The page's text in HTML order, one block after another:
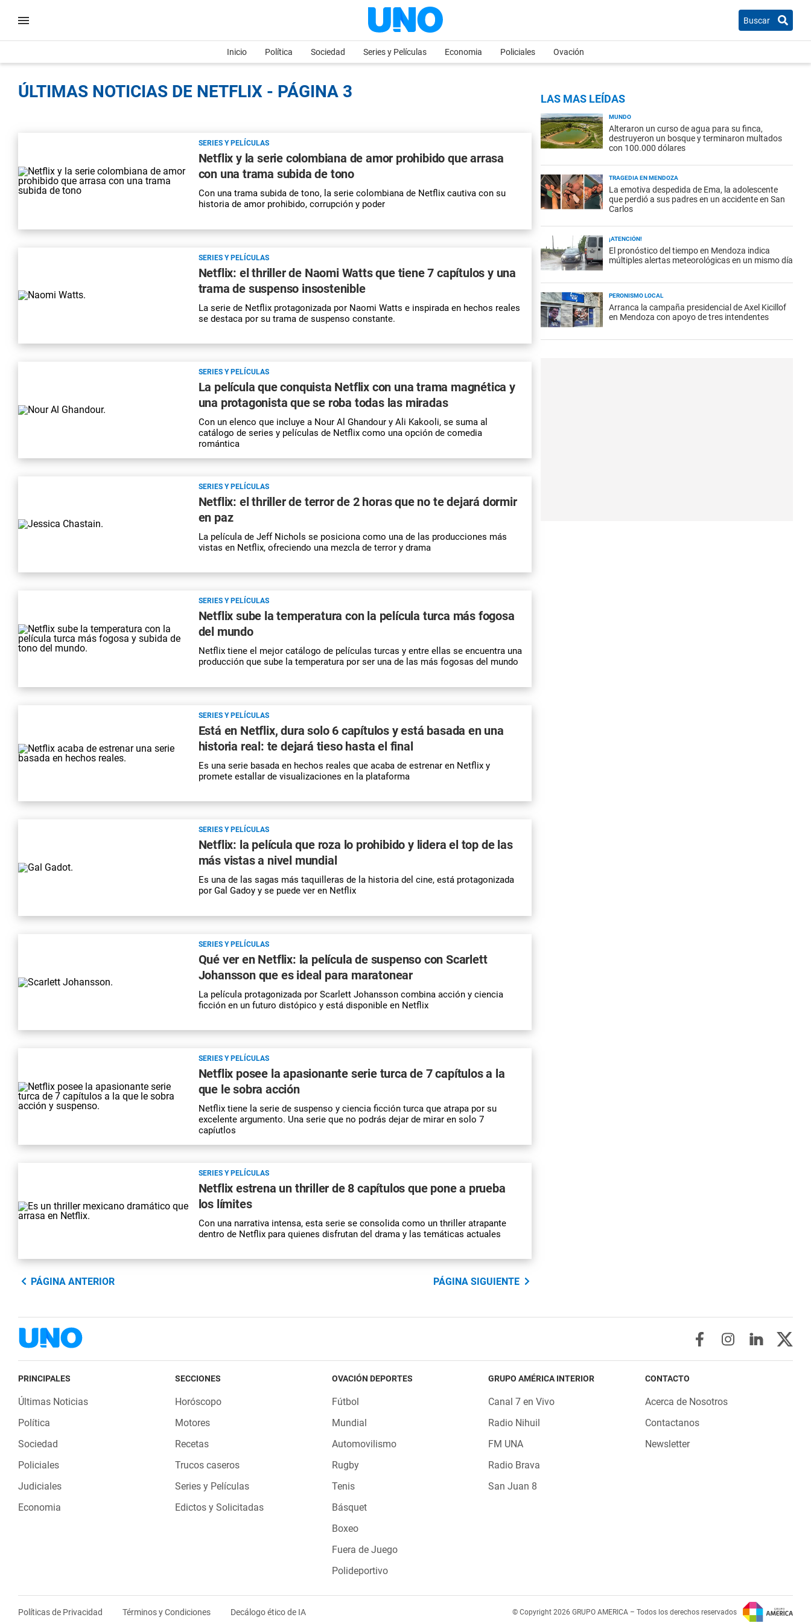
Buscar
Inicio Política Sociedad Series y Películas Economia Policiales Ovación
ÚLTIMAS NOTICIAS DE NETFLIX - PÁGINA 3
SERIES Y PELÍCULAS
Netflix y la serie colombiana de amor prohibido que arrasa
con una trama subida de tono
Con una trama subida de tono, la serie colombiana de Netflix cautiva con su
historia de amor prohibido, corrupción y poder
SERIES Y PELÍCULAS
Netflix: el thriller de Naomi Watts que tiene 7 capítulos y una
trama de suspenso insostenible
La serie de Netflix protagonizada por Naomi Watts e inspirada en hechos reales
se destaca por su trama de suspenso constante.
SERIES Y PELÍCULAS
La película que conquista Netflix con una trama magnética y
una protagonista que se roba todas las miradas
Con un elenco que incluye a Nour Al Ghandour y Ali Kakooli, se suma al
catálogo de series y películas de Netflix como una opción de comedia
romántica
SERIES Y PELÍCULAS
Netflix: el thriller de terror de 2 horas que no te dejará dormir
en paz
La película de Jeff Nichols se posiciona como una de las producciones más
vistas en Netflix, ofreciendo una mezcla de terror y drama
SERIES Y PELÍCULAS
Netflix sube la temperatura con la película turca más fogosa
del mundo
Netflix tiene el mejor catálogo de películas turcas y entre ellas se encuentra una
producción que sube la temperatura por ser una de las más fogosas del mundo
SERIES Y PELÍCULAS
Está en Netflix, dura solo 6 capítulos y está basada en una
historia real: te dejará tieso hasta el final
Es una serie basada en hechos reales que acaba de estrenar en Netflix y
promete estallar de visualizaciones en la plataforma
SERIES Y PELÍCULAS
Netflix: la película que roza lo prohibido y lidera el top de las
más vistas a nivel mundial
Es una de las sagas más taquilleras de la historia del cine, está protagonizada
por Gal Gadoy y se puede ver en Netflix
SERIES Y PELÍCULAS
Qué ver en Netflix: la película de suspenso con Scarlett
Johansson que es ideal para maratonear
La película protagonizada por Scarlett Johansson combina acción y ciencia
ficción en un futuro distópico y está disponible en Netflix
SERIES Y PELÍCULAS
Netflix posee la apasionante serie turca de 7 capítulos a la
que le sobra acción
Netflix tiene la serie de suspenso y ciencia ficción turca que atrapa por su
excelente argumento. Una serie que no podrás dejar de mirar en solo 7
capíutlos
SERIES Y PELÍCULAS
Netflix estrena un thriller de 8 capítulos que pone a prueba
los límites
Con una narrativa intensa, esta serie se consolida como un thriller atrapante
dentro de Netflix para quienes disfrutan del drama y las temáticas actuales
PÁGINA ANTERIOR PÁGINA SIGUIENTE
LAS MAS LEÍDAS
MUNDO
Alteraron un curso de agua para su finca,
destruyeron un bosque y terminaron multados
con 100.000 dólares
TRAGEDIA EN MENDOZA
La emotiva despedida de Ema, la adolescente
que perdió a sus padres en un accidente en San
Carlos
¡ATENCIÓN!
El pronóstico del tiempo en Mendoza indica
múltiples alertas meteorológicas en un mismo día
PERONISMO LOCAL
Arranca la campaña presidencial de Axel Kicillof
en Mendoza con apoyo de tres intendentes
PRINCIPALES
Últimas Noticias
Política
Sociedad
Policiales
Judiciales
Economia
SECCIONES
Horóscopo
Motores
Recetas
Trucos caseros
Series y Películas
Edictos y Solicitadas
OVACIÓN DEPORTES
Fútbol
Mundial
Automovilismo
Rugby
Tenis
Básquet
Boxeo
Fuera de Juego
Polideportivo
GRUPO AMÉRICA INTERIOR
Canal 7 en Vivo
Radio Nihuil
FM UNA
Radio Brava
San Juan 8
CONTACTO
Acerca de Nosotros
Contactanos
Newsletter
Políticas de Privacidad Términos y Condiciones Decálogo ético de IA © Copyright 2026 GRUPO AMERICA – Todos los derechos reservados